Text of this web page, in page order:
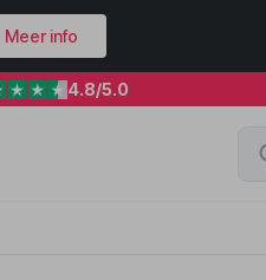
Meer info
4.8/5.0